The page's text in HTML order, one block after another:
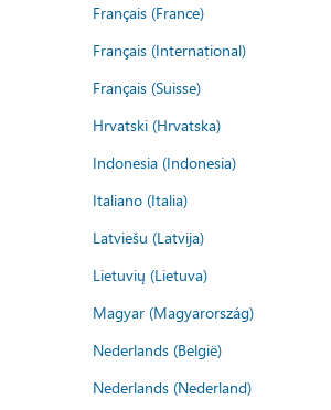
Français (France)
Français (International)
Français (Suisse)
Hrvatski (Hrvatska)
Indonesia (Indonesia)
Italiano (Italia)
Latviešu (Latvija)
Lietuvių (Lietuva)
Magyar (Magyarország)
Nederlands (België)
Nederlands (Nederland)